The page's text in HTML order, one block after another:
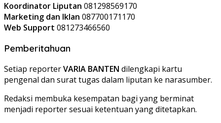
Koordinator Liputan 081298569170
Marketing dan Iklan 087700171170
Web Support 081273466560
Pemberitahuan
Setiap reporterVARIA BANTEN dilengkapi kartu
pengenal dan surat tugas dalam liputan ke narasumber.
Redaksi membuka kesempatan bagi yang berminat
menjadi reporter sesuai ketentuan yang ditetapkan.